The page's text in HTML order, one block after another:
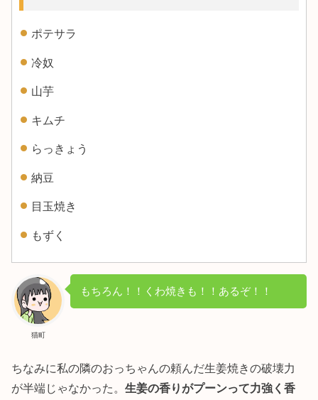
ポテサラ
冷奴
山芋
キムチ
らっきょう
納豆
目玉焼き
もずく
猫町
もちろん！！くわ焼きも！！あるぞ！！
ちなみに私の隣のおっちゃんの頼んだ生姜焼きの破壊力
が半端じゃなかった。生姜の香りがプーンって力強く香